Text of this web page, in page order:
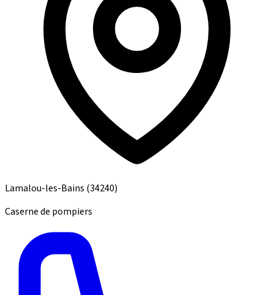
Lamalou-les-Bains (34240)
Caserne de pompiers